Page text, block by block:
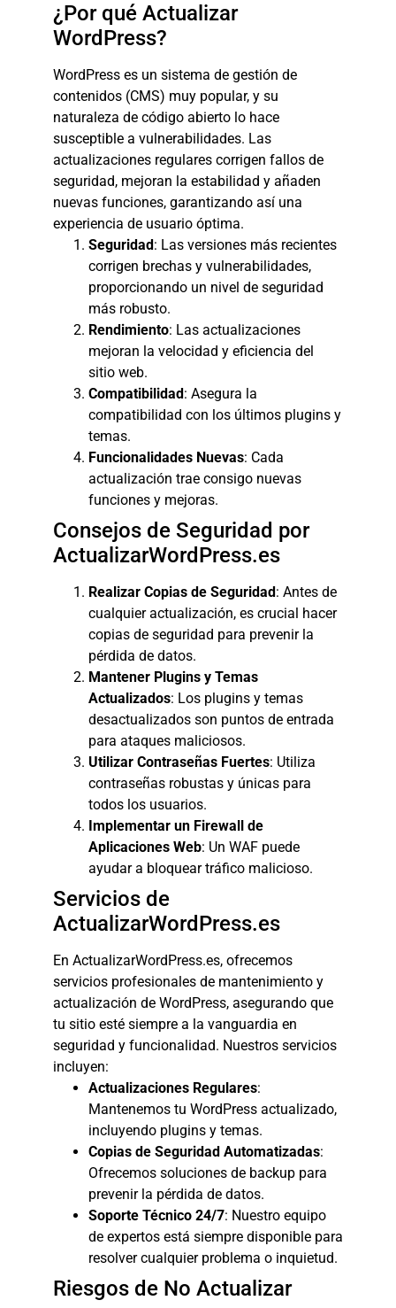
¿Por qué Actualizar
WordPress?
WordPress es un sistema de gestión de
contenidos (CMS) muy popular, y su
naturaleza de código abierto lo hace
susceptible a vulnerabilidades. Las
actualizaciones regulares corrigen fallos de
seguridad, mejoran la estabilidad y añaden
nuevas funciones, garantizando así una
experiencia de usuario óptima.
Seguridad: Las versiones más recientes
corrigen brechas y vulnerabilidades,
proporcionando un nivel de seguridad
más robusto.
Rendimiento: Las actualizaciones
mejoran la velocidad y eficiencia del
sitio web.
Compatibilidad: Asegura la
compatibilidad con los últimos plugins y
temas.
Funcionalidades Nuevas: Cada
actualización trae consigo nuevas
funciones y mejoras.
Consejos de Seguridad por
ActualizarWordPress.es
Realizar Copias de Seguridad: Antes de
cualquier actualización, es crucial hacer
copias de seguridad para prevenir la
pérdida de datos.
Mantener Plugins y Temas
Actualizados: Los plugins y temas
desactualizados son puntos de entrada
para ataques maliciosos.
Utilizar Contraseñas Fuertes: Utiliza
contraseñas robustas y únicas para
todos los usuarios.
Implementar un Firewall de
Aplicaciones Web: Un WAF puede
ayudar a bloquear tráfico malicioso.
Servicios de
ActualizarWordPress.es
En ActualizarWordPress.es, ofrecemos
servicios profesionales de mantenimiento y
actualización de WordPress, asegurando que
tu sitio esté siempre a la vanguardia en
seguridad y funcionalidad. Nuestros servicios
incluyen:
Actualizaciones Regulares:
Mantenemos tu WordPress actualizado,
incluyendo plugins y temas.
Copias de Seguridad Automatizadas:
Ofrecemos soluciones de backup para
prevenir la pérdida de datos.
Soporte Técnico 24/7: Nuestro equipo
de expertos está siempre disponible para
resolver cualquier problema o inquietud.
Riesgos de No Actualizar